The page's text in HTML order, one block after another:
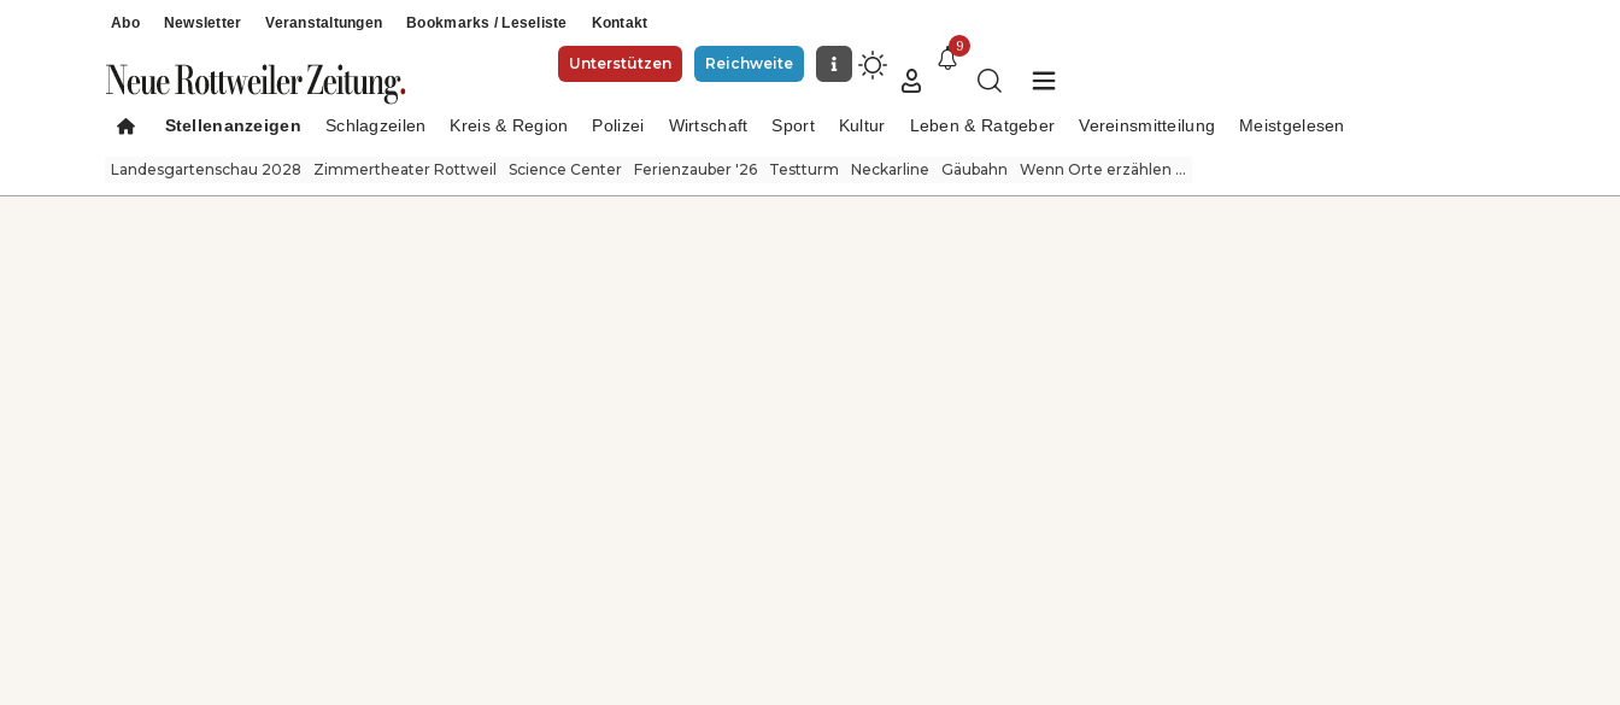
Abo Newsletter Veranstaltungen Bookmarks / Leseliste Kontakt
Unterstützen Reichweite
9
Stellenanzeigen Schlagzeilen Kreis & Region Polizei Wirtschaft Sport Kultur Leben & Ratgeber Vereinsmitteilung Meistgelesen
Landesgartenschau 2028 Zimmertheater Rottweil Science Center Ferienzauber '26 Testturm Neckarline Gäubahn Wenn Orte erzählen ...